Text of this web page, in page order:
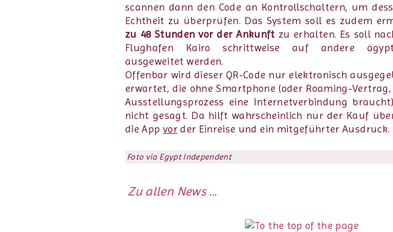
scannen dann den Code an Kontrollschaltern, um
Echtheit zu überprüfen. Das System soll es zudem
zu 48 Stunden vor der Ankunftzu erhalten. Es soll
Flughafen Kairo schrittweise auf andere
ausgeweitet werden.
Offenbar wird dieser QR-Code nur elektronisch
erwartet, die ohne Smartphone (oder Roaming-
Ausstellungsprozess eine Internetverbindung
nicht gesagt. Da hilft wahrscheinlich nur der Kauf
die App vorder Einreise und ein mitgeführter Ausdruck.
Foto via Egypt Independent
Zu allen News ...